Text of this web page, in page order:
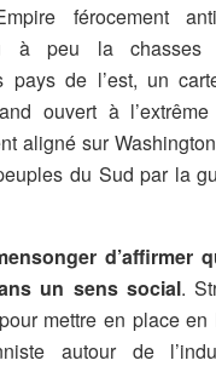
férocement
à peu la chasses
pays de l’est, un
ouvert à
aligné sur
du Sud par la
d’affirmer
un sens social.
mettre en place
autour de